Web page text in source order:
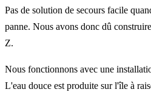
Pas de solution de secours facile
panne. Nous avons donc dû
Z.
Nous fonctionnons avec une
L'eau douce est produite sur l'île à